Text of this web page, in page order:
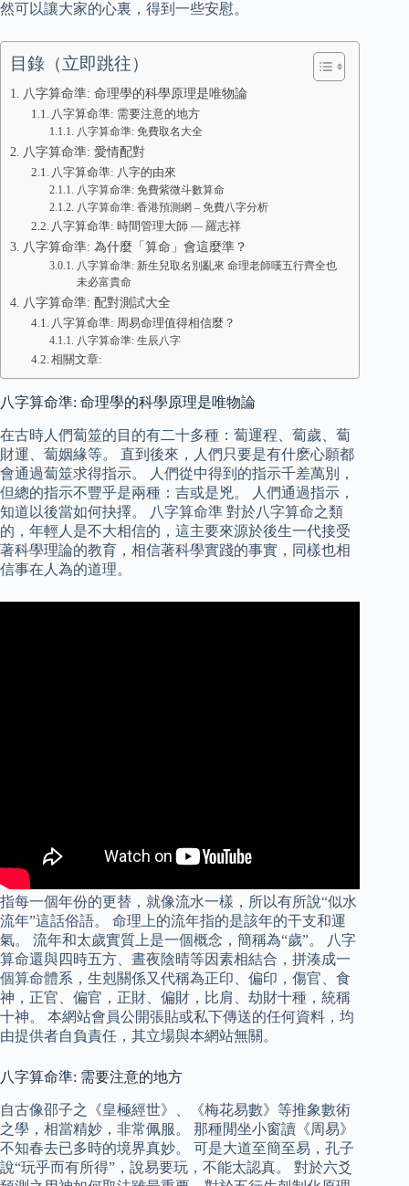
然可以讓大家的心裏，得到一些安慰。
目錄（立即跳往）
八字算命準: 命理學的科學原理是唯物論
八字算命準: 需要注意的地方
八字算命準: 免費取名大全
八字算命準: 愛情配對
八字算命準: 八字的由來
八字算命準: 免費紫微斗數算命
八字算命準: 香港預測網 – 免費八字分析
八字算命準: 時間管理大師 — 羅志祥
八字算命準: 為什麼「算命」會這麼準？
八字算命準: 新生兒取名別亂來 命理老師嘆五行齊全也
未必富貴命
八字算命準: 配對測試大全
八字算命準: 周易命理值得相信麼？
八字算命準: 生辰八字
相關文章:
八字算命準: 命理學的科學原理是唯物論
在古時人們蔔筮的目的有二十多種：蔔運程、蔔歲、蔔
財運、蔔姻緣等。 直到後來，人們只要是有什麽心願都
會通過蔔筮求得指示。 人們從中得到的指示千差萬別，
但總的指示不豐乎是兩種：吉或是兇。 人們通過指示，
知道以後當如何抉擇。 八字算命準 對於八字算命之類
的，年輕人是不大相信的，這主要來源於後生一代接受
著科學理論的教育，相信著科學實踐的事實，同樣也相
信事在人為的道理。
指每一個年份的更替，就像流水一樣，所以有所說“似水
流年”這話俗語。 命理上的流年指的是該年的干支和運
氣。 流年和太歲實質上是一個概念，簡稱為“歲”。 八字
算命還與四時五方、晝夜陰晴等因素相結合，拼湊成一
個算命體系，生剋關係又代稱為正印、偏印，傷官、食
神，正官、偏官，正財、偏財，比肩、劫財十種，統稱
十神。 本網站會員公開張貼或私下傳送的任何資料，均
由提供者自負責任，其立場與本網站無關。
八字算命準: 需要注意的地方
自古像邵子之《皇極經世》、《梅花易數》等推象數術
之學，相當精妙，非常佩服。 那種閒坐小窗讀《周易》
不知春去已多時的境界真妙。 可是大道至簡至易，孔子
說“玩乎而有所得”，說易要玩，不能太認真。 對於六爻